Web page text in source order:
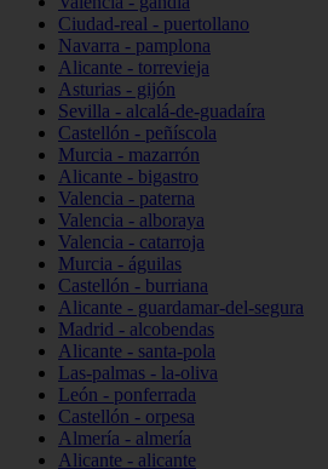
Ciudad-real - puertollano
Navarra - pamplona
Alicante - torrevieja
Asturias - gijón
Sevilla - alcalá-de-guadaíra
Castellón - peñíscola
Murcia - mazarrón
Alicante - bigastro
Valencia - paterna
Valencia - alboraya
Valencia - catarroja
Murcia - águilas
Castellón - burriana
Alicante - guardamar-del-segura
Madrid - alcobendas
Alicante - santa-pola
Las-palmas - la-oliva
León - ponferrada
Castellón - orpesa
Almería - almería
Alicante - alicante